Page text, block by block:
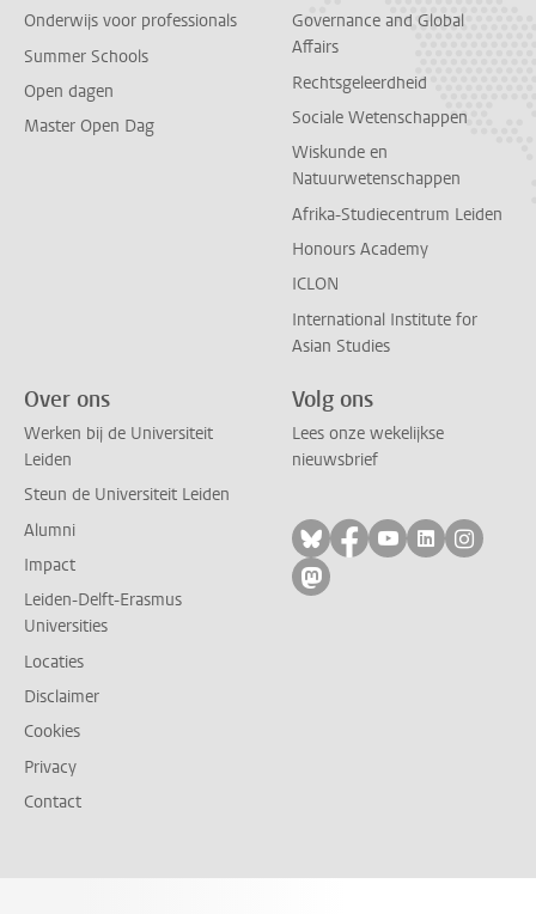
Onderwijs voor professionals
Summer Schools
Open dagen
Master Open Dag
Governance and Global
Affairs
Rechtsgeleerdheid
Sociale Wetenschappen
Wiskunde en
Natuurwetenschappen
Afrika-Studiecentrum Leiden
Honours Academy
ICLON
International Institute for
Asian Studies
Over ons
Werken bij de Universiteit
Leiden
Steun de Universiteit Leiden
Alumni
Impact
Leiden-Delft-Erasmus
Universities
Locaties
Disclaimer
Cookies
Privacy
Contact
Volg ons
Lees onze wekelijkse
nieuwsbrief
Volg ons op bluesky
Volg ons op
Volg ons op
Volg ons
Volg
Volg ons op mastodon